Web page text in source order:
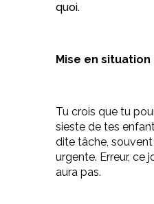
quoi.
Mise en situation
Tu crois que tu
sieste de tes
dite tâche,
urgente. Erreur, ce
aura pas.